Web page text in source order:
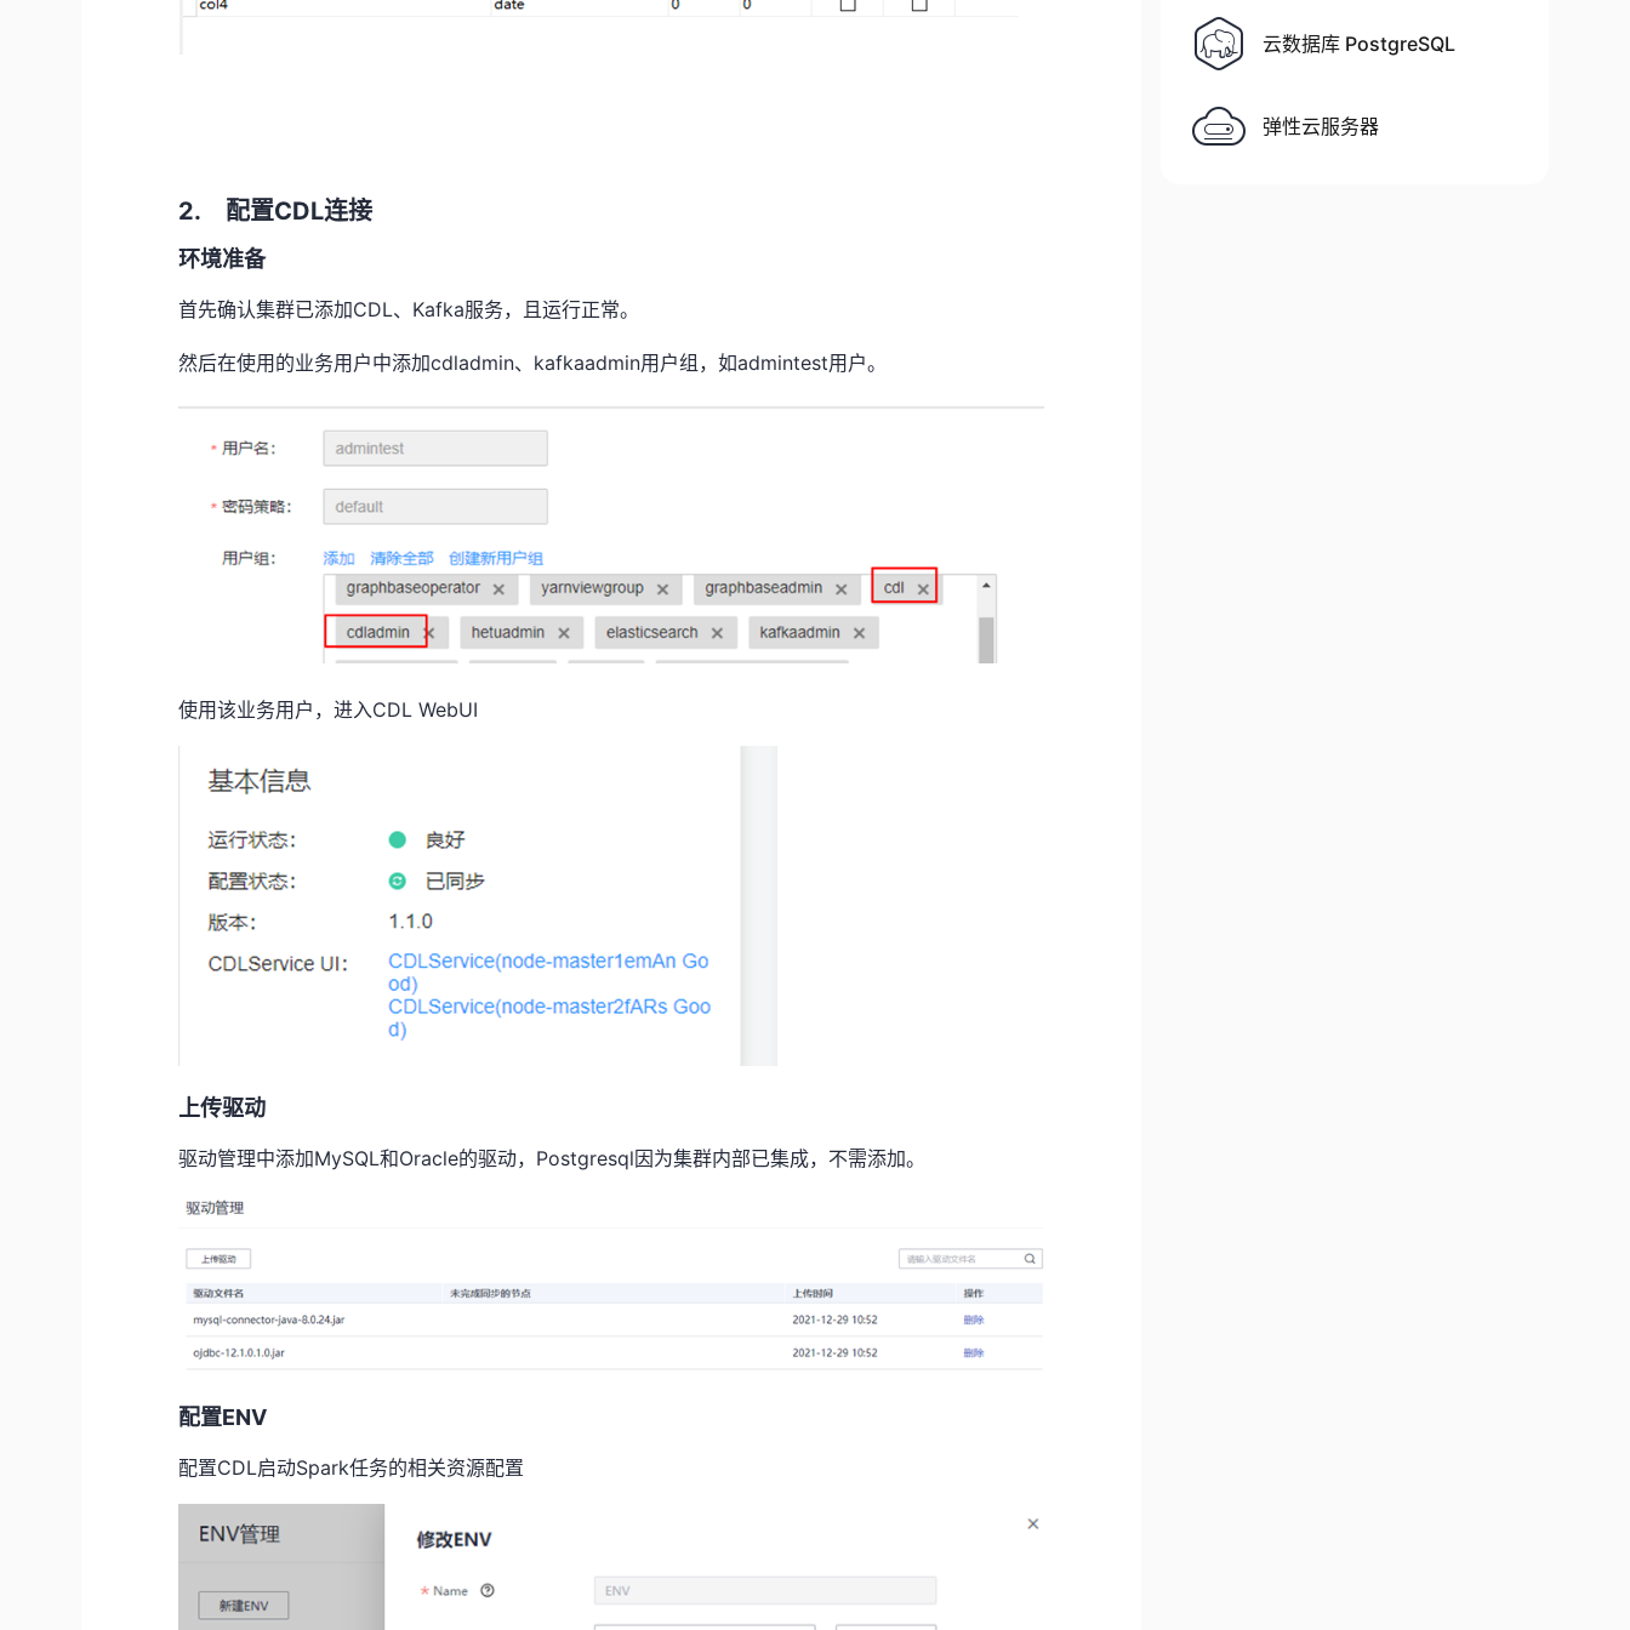
2. 配置CDL连接
环境准备
首先确认集群已添加CDL、 Kafka服务，且运行正常。
然后在使用的业务用户中添加cdladmin、 kafkaadmin用户组，如admintest用户。
使用该业务用户，进入CDL WebUI
上传驱动
驱动管理中添加MySQL和Oracle的驱动， Postgresql因为集群内部已集成，不需添加。
配置ENV
配置CDL启动Spark任务的相关资源配置
云数据库 PostgreSQL
弹性云服务器